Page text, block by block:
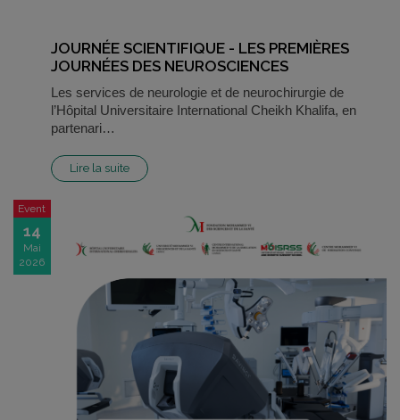
JOURNÉE SCIENTIFIQUE - LES PREMIÈRES
JOURNÉES DES NEUROSCIENCES
Les services de neurologie et de neurochirurgie de
l’Hôpital Universitaire International Cheikh Khalifa, en
partenari…
Lire la suite
Event
14
Mai
2026